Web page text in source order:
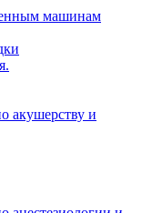
машинам
акушерству и